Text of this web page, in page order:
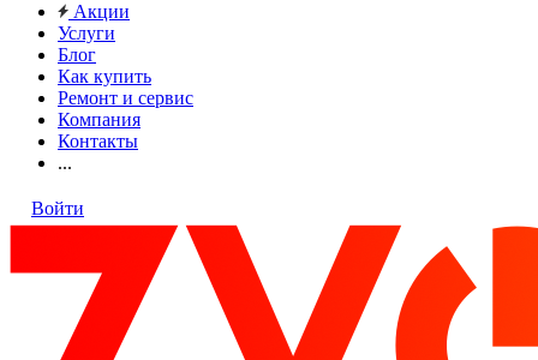
Акции
Услуги
Блог
Как купить
Ремонт и сервис
Компания
Контакты
...
Войти